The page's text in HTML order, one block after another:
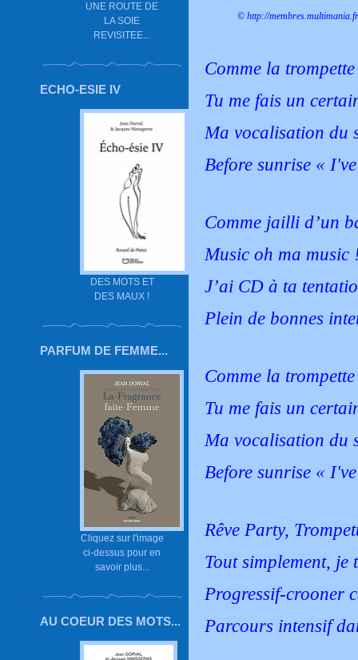
UNE ROUTE DE
LA SOIE
REVISITEE...
ECHO-ESIE IV
DES MOTS ET
DES MAUX !
PARFUM DE FEMME...
Cliquez sur l'image
ci-dessus pour en
savoir plus...
AU COEUR DES MOTS...
© http://
Comme la
Tu me fais un
Ma vocalisation du
Before sunrise «
Comme jailli d’un
Music oh ma music
J’ai CD à ta
Plein de bonnes
Comme la
Tu me fais un
Ma vocalisation du
Before sunrise «
Rêve Party,
Tout simplement, je
Progressif-crooner
Parcours intensif